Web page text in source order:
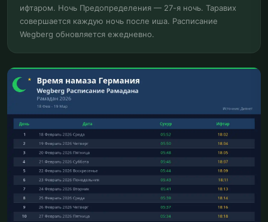
ифтаром. Ночь Предопределения — 27-я ночь. Таравих
совершается каждую ночь после иша. Расписание
Wegberg обновляется ежедневно.